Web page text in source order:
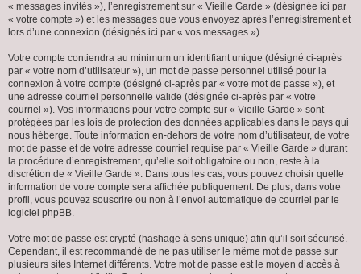
« messages invités »), l’enregistrement sur « Vieille Garde » (désignée ici par
« votre compte ») et les messages que vous envoyez après l’enregistrement et
lors d’une connexion (désignés ici par « vos messages »).
Votre compte contiendra au minimum un identifiant unique (désigné ci-après
par « votre nom d’utilisateur »), un mot de passe personnel utilisé pour la
connexion à votre compte (désigné ci-après par « votre mot de passe »), et
une adresse courriel personnelle valide (désignée ci-après par « votre
courriel »). Vos informations pour votre compte sur « Vieille Garde » sont
protégées par les lois de protection des données applicables dans le pays qui
nous héberge. Toute information en-dehors de votre nom d’utilisateur, de votre
mot de passe et de votre adresse courriel requise par « Vieille Garde » durant
la procédure d’enregistrement, qu’elle soit obligatoire ou non, reste à la
discrétion de « Vieille Garde ». Dans tous les cas, vous pouvez choisir quelle
information de votre compte sera affichée publiquement. De plus, dans votre
profil, vous pouvez souscrire ou non à l’envoi automatique de courriel par le
logiciel phpBB.
Votre mot de passe est crypté (hashage à sens unique) afin qu’il soit sécurisé.
Cependant, il est recommandé de ne pas utiliser le même mot de passe sur
plusieurs sites Internet différents. Votre mot de passe est le moyen d’accès à